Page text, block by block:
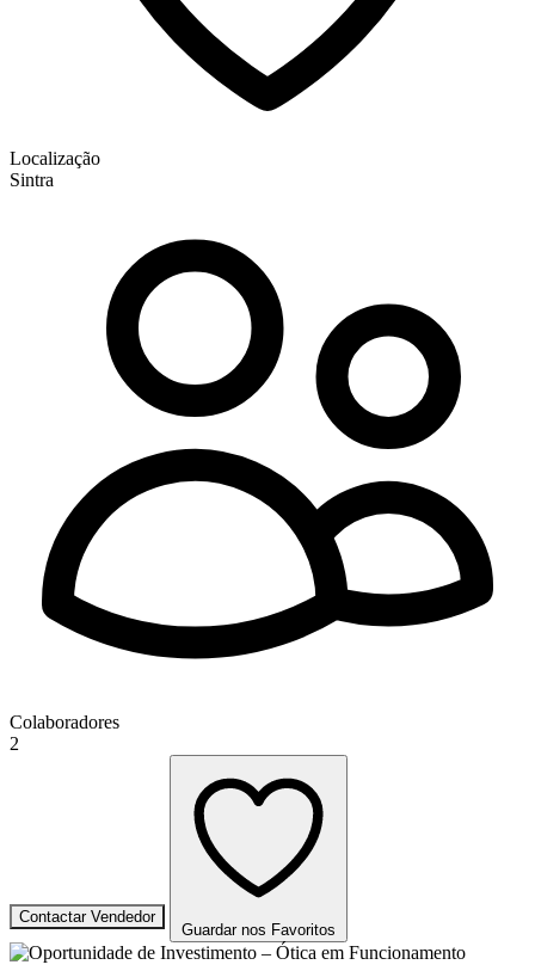
Localização
Sintra
Colaboradores
2
Contactar Vendedor
Guardar nos Favoritos